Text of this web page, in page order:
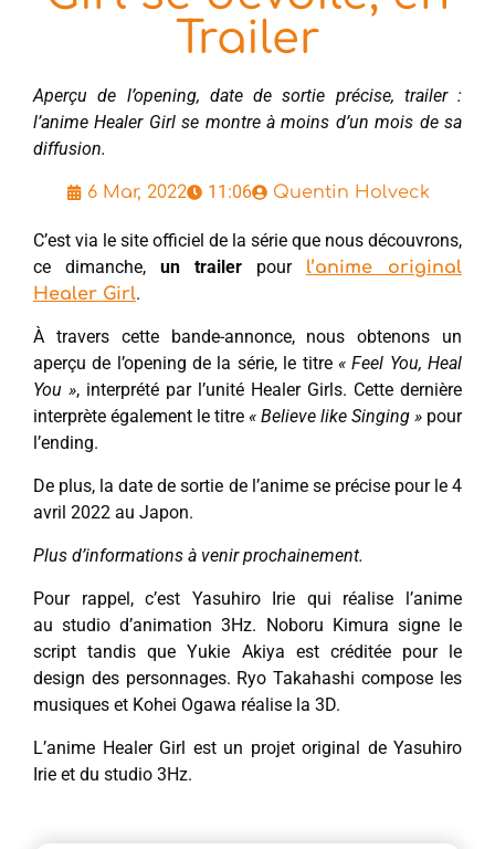
Trailer
Aperçu de l’opening, date de sortie précise, trailer :
l’anime Healer Girl se montre à moins d’un mois de sa
diffusion.
6 Mar, 2022 11:06 Quentin Holveck
C’est via le site officiel de la série que nous découvrons,
ce dimanche, un trailer pour l’anime original
Healer Girl.
À travers cette bande-annonce, nous obtenons un
aperçu de l’opening de la série, le titre « Feel You, Heal
You », interprété par l’unité Healer Girls. Cette dernière
interprète également le titre « Believe like Singing » pour
l’ending.
De plus, la date de sortie de l’anime se précise pour le 4
avril 2022 au Japon.
Plus d’informations à venir prochainement.
Pour rappel, c’est Yasuhiro Irie qui réalise l’anime
au studio d’animation 3Hz. Noboru Kimura signe le
script tandis que Yukie Akiya est créditée pour le
design des personnages. Ryo Takahashi compose les
musiques et Kohei Ogawa réalise la 3D.
L’anime Healer Girl est un projet original de Yasuhiro
Irie et du studio 3Hz.